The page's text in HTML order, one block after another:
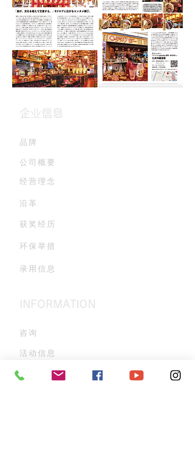
企业信息
品牌
公司概要
经营理念
沿革
获奖经历
环保举措
录用信息
INFORMATION
咨询
活动信息
残波的执著